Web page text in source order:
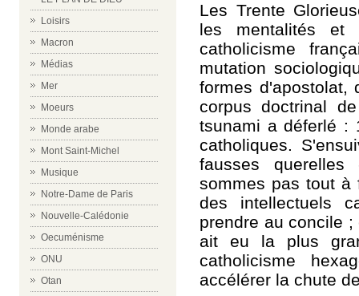
Loisirs
Macron
Médias
Mer
Moeurs
Monde arabe
Mont Saint-Michel
Musique
Notre-Dame de Paris
Nouvelle-Calédonie
Oecuménisme
ONU
Otan
Les Trente
les mentalités et
catholicisme
mutation
formes d'apostolat,
corpus doctrinal
tsunami a déferlé :
catholiques.
fausses
sommes pas tout à
des intellectuels
prendre au concile
ait eu la plus
catholicisme
accélérer la chute